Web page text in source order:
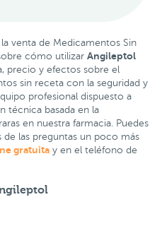
venta de Medicamentos Sin
cómo utilizar Angileptol
precio y efectos sobre el
sin receta con la seguridad y
profesional dispuesto a
técnica basada en la
en nuestra farmacia. Puedes
las preguntas un poco más
gratuita y en el teléfono de